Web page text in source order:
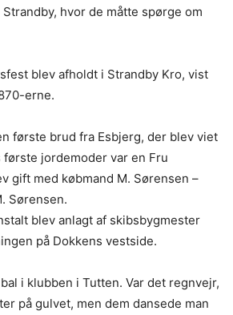
hvor de måtte spørge om
blev afholdt i Strandby Kro, vist
erne.
første brud fra Esbjerg, der blev viet
jordemoder var en Fru
gift med købmand M. Sørensen –
Sørensen.
blev anlagt af skibsbygmester
på Dokkens vestside.
i klubben i Tutten. Var det regnvejr,
på gulvet, men dem dansede man